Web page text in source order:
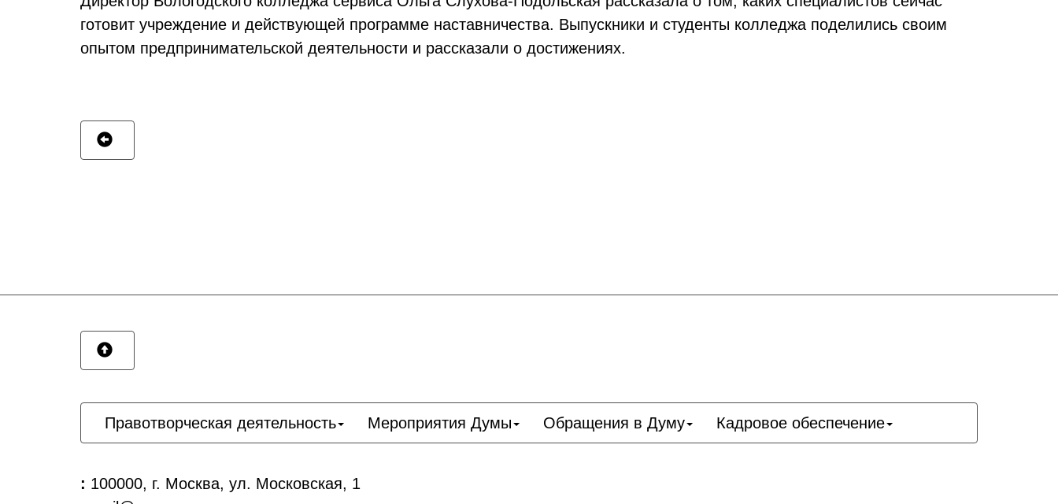
готовит учреждение и действующей программе наставничества. Выпускники и студенты колледжа поделились своим
опытом предпринимательской деятельности и рассказали о достижениях.
Правотворческая деятельность Мероприятия Думы Обращения в Думу Кадровое обеспечение
: 100000, г. Москва, ул. Московская, 1